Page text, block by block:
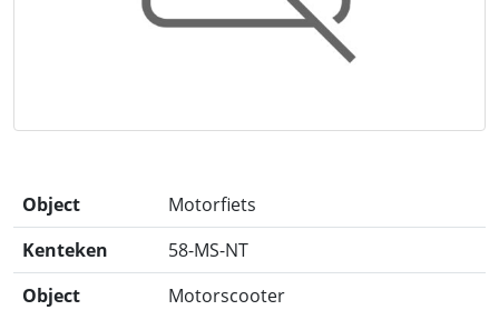
Object
Motorfiets
Kenteken
58-MS-NT
Object
Motorscooter